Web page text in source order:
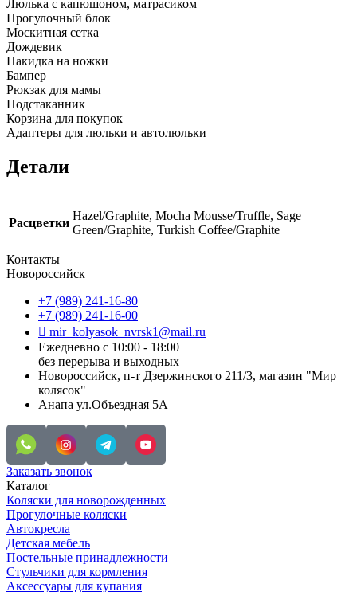
Люлька с капюшоном, матрасиком
Прогулочный блок
Москитная сетка
Дождевик
Накидка на ножки
Бампер
Рюкзак для мамы
Подстаканник
Корзина для покупок
Адаптеры для люльки и автолюльки
Детали
Расцветки
Hazel/Graphite, Mocha Mousse/Truffle, Sage
Green/Graphite, Turkish Coffee/Graphite
Контакты
Новороссийск
+7 (989) 241-16-80
+7 (989) 241-16-00
mir_kolyasok_nvrsk1@mail.ru
Ежедневно с 10:00 - 18:00
без перерыва и выходных
Новороссийск, п-т Дзержинского 211/3, магазин "Мир
колясок"
Анапа ул.Объездная 5А
Заказать звонок
Каталог
Коляски для новорожденных
Прогулочные коляски
Автокресла
Детская мебель
Постельные принадлежности
Стульчики для кормления
Аксессуары для купания